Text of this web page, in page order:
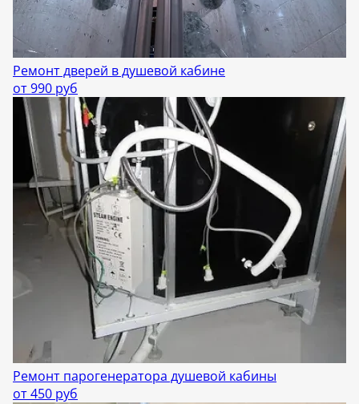
Ремонт дверей в душевой кабине
от 990 руб
Ремонт парогенератора душевой кабины
от 450 руб